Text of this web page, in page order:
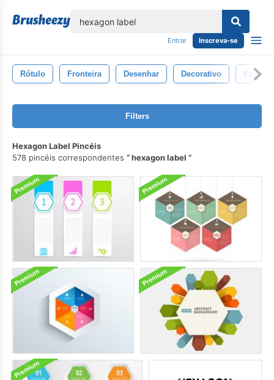
Entrar Inscreva-se
Rótulo Fronteira Desenhar Decorativo
Filters
Hexagon Label Pincéis
578 pincéis correspondentes
hexagon label